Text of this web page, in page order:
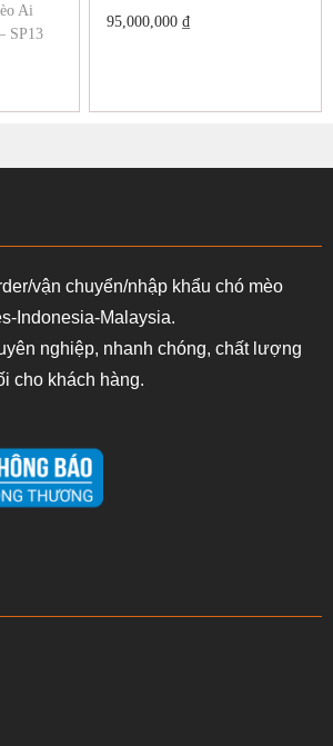
Ai
SP13
95,000,000 ₫
vận chuyển/nhập khẩu chó mèo
Indonesia-Malaysia.
nghiệp, nhanh chóng, chất lượng
cho khách hàng.